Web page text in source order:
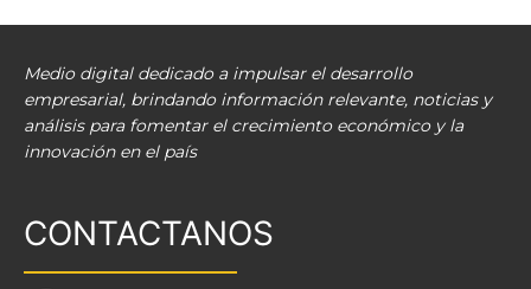
Medio digital dedicado a impulsar el desarrollo
empresarial, brindando información relevante, noticias y
análisis para fomentar el crecimiento económico y la
innovación en el país
CONTACTANOS